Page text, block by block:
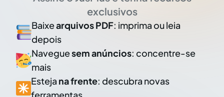
exclusivos
Baixearquivos PDF: imprima ou leia
depois
Naveguesem anúncios: concentre-se
mais
Esteja na frente: descubra novas